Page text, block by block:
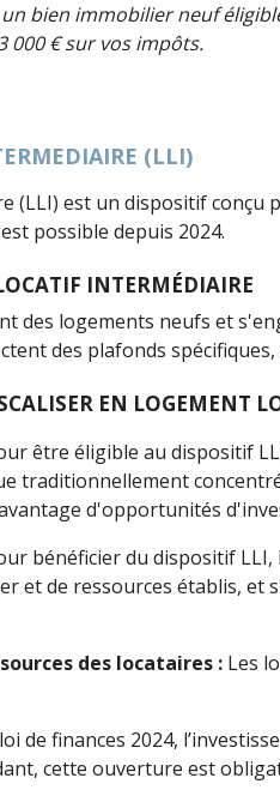
bien immobilier neuf
000 € sur vos impôts.
(LLI)
(LLI) est un dispositif conçu
possible depuis 2024.
INTERMÉDIAIRE
des logements neufs et
des plafonds
EN LOGEMENT
être éligible au dispositif
traditionnellement
d'opportunités
bénéficier du dispositif
et de ressources établis,
des locataires : Les
de finances 2024,
cette ouverture est